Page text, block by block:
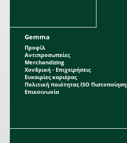
Gemma
Προφίλ
Αντιπροσωπείες
Merchandizing
Χονδρική - Επιχειρήσεις
Ευκαιρίες καριέρας
Πολιτική ποιότητας ISO Πιστοποίηση
Επικοινωνία